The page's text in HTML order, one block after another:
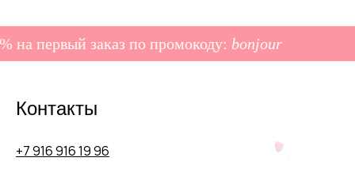
на первый заказ по промокоду:bonjour
+7 916 916 19 96
Контакты